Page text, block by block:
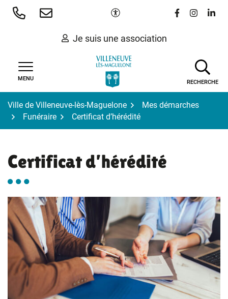
Aller
Paramètres d'accessibilité
Lien vers le
Lien vers
Lien
Je suis une association
MENU
RECHERCHE
Ville de Villeneuve-lès-Maguelone
Mes démarches
Funéraire
Certificat d’hérédité
Certificat d’hérédité